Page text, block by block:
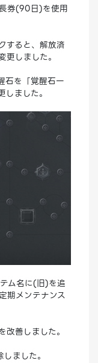
券(90日)を使用
すると、解放済
しました。
石を「覚醒石一
ました。
ム名に(旧)を追
期メンテナンス
改善しました。
ました。